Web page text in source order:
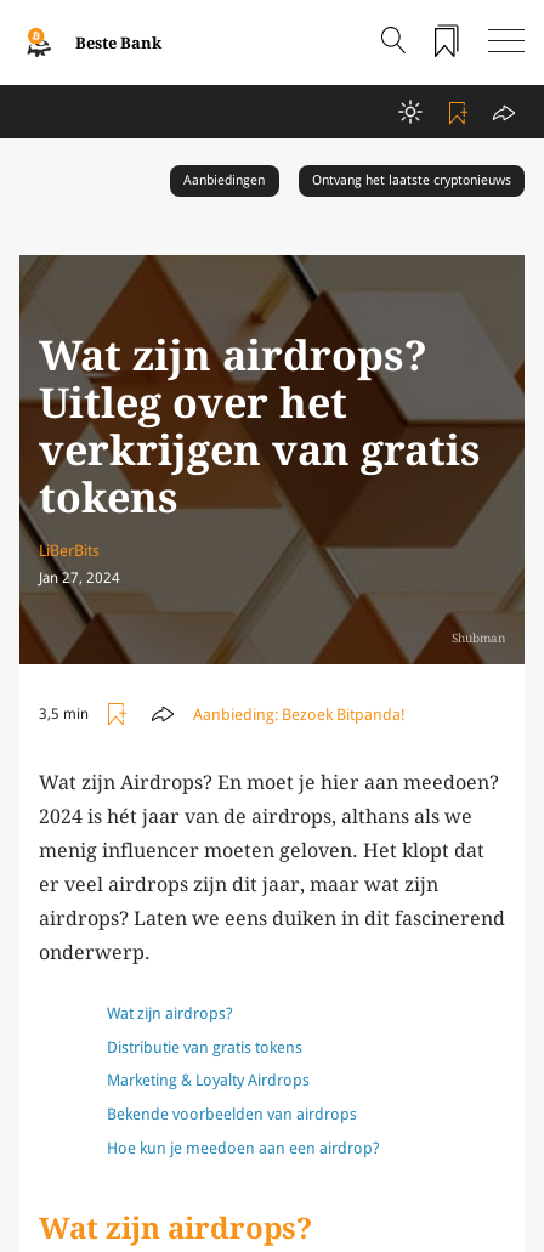
Beste Bank
Aanbiedingen Ontvang het laatste cryptonieuws
Shubman
Wat zijn airdrops?
Uitleg over het
verkrijgen van gratis
tokens
LiBerBits
Jan 27, 2024
3,5 min Aanbieding: Bezoek Bitpanda!
Wat zijn Airdrops? En moet je hier aan meedoen?
2024 is hét jaar van de airdrops, althans als we
menig influencer moeten geloven. Het klopt dat
er veel airdrops zijn dit jaar, maar wat zijn
airdrops? Laten we eens duiken in dit fascinerend
onderwerp.
Wat zijn airdrops?
Distributie van gratis tokens
Marketing & Loyalty Airdrops
Bekende voorbeelden van airdrops
Hoe kun je meedoen aan een airdrop?
Wat zijn airdrops?